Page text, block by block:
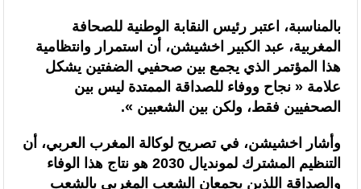
بالمناسبة، اعتبر رئيس النقابة الوطنية للصحافة
المغربية، عبد الكبير اخشيشن، أن استمرار وانتظامية
هذا المؤتمر الذي يجمع بين صحفيي الضفتين يشكل
علامة « نجاح ووفاء للصداقة الممتدة ليس بين
الصحفيين فقط، ولكن بين الشعبين ».
وأشار اخشيشن، في تصريح لوكالة المغرب العربي، أن
التنظيم المشترك لمونديال 2030 هو نتاج هذا الوفاء
والصداقة اللذين يجمعان الشعب المغربي بالشعب